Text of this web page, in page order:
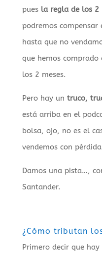
pues la regla de los 2
podremos compensar
hasta que no
que hemos
los 2 meses.
Pero hay un truco,
está arriba en el
bolsa, ojo, no es el
vendemos con
Damos una pista…,
Santander.
¿Cómo tributan
Primero decir que